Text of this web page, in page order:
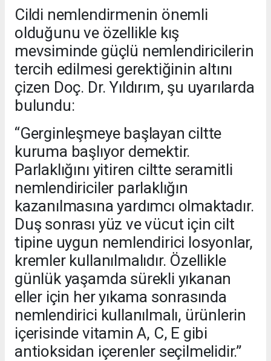
Cildi nemlendirmenin önemli
olduğunu ve özellikle kış
mevsiminde güçlü nemlendiricilerin
tercih edilmesi gerektiğinin altını
çizen Doç. Dr. Yıldırım, şu uyarılarda
bulundu:
“Gerginleşmeye başlayan ciltte
kuruma başlıyor demektir.
Parlaklığını yitiren ciltte seramitli
nemlendiriciler parlaklığın
kazanılmasına yardımcı olmaktadır.
Duş sonrası yüz ve vücut için cilt
tipine uygun nemlendirici losyonlar,
kremler kullanılmalıdır. Özellikle
günlük yaşamda sürekli yıkanan
eller için her yıkama sonrasında
nemlendirici kullanılmalı, ürünlerin
içerisinde vitamin A, C, E gibi
antioksidan içerenler seçilmelidir.”